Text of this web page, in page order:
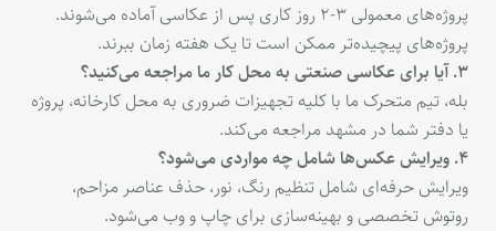
پروژه‌های معمولی ۳-۲ روز کاری پس از عکاسی آماده می‌شوند.
پروژه‌های پیچیده‌تر ممکن است تا یک هفته زمان ببرند.
۳. آیا برای عکاسی صنعتی به محل کار ما مراجعه می‌کنید؟
بله، تیم متحرک ما با کلیه تجهیزات ضروری به محل کارخانه، پروژه
یا دفتر شما در مشهد مراجعه می‌کند.
۴. ویرایش عکس‌ها شامل چه مواردی می‌شود؟
ویرایش حرفه‌ای شامل تنظیم رنگ، نور، حذف عناصر مزاحم،
روتوش تخصصی و بهینه‌سازی برای چاپ و وب می‌شود.